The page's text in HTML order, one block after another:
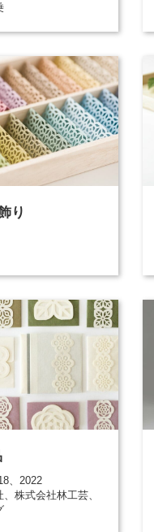
り
、2022
株式会社林工芸、